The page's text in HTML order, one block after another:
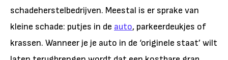
schadeherstelbedrijven. Meestal is er sprake van
kleine schade: putjes in de auto, parkeerdeukjes of
krassen. Wanneer je je auto in de ‘originele staat’ wilt